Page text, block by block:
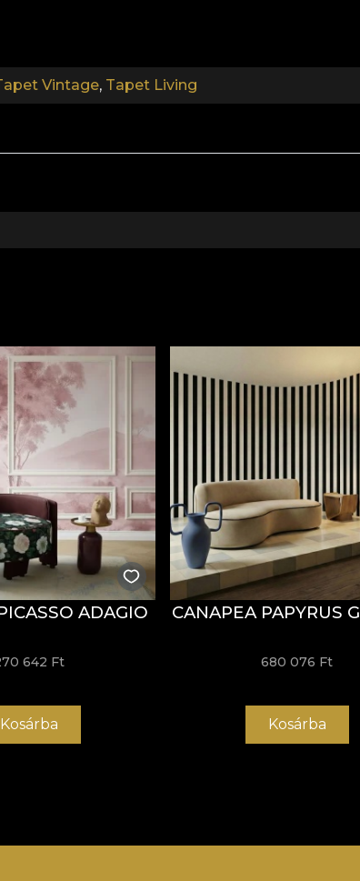
saját ragasztójának használatát a
szabványoknak megfelel.
Vintage, Tapet Living
ADAGIO
642 Ft
Kosárba
CANAPEA PAPYRUS
680 076 Ft
Kosárba